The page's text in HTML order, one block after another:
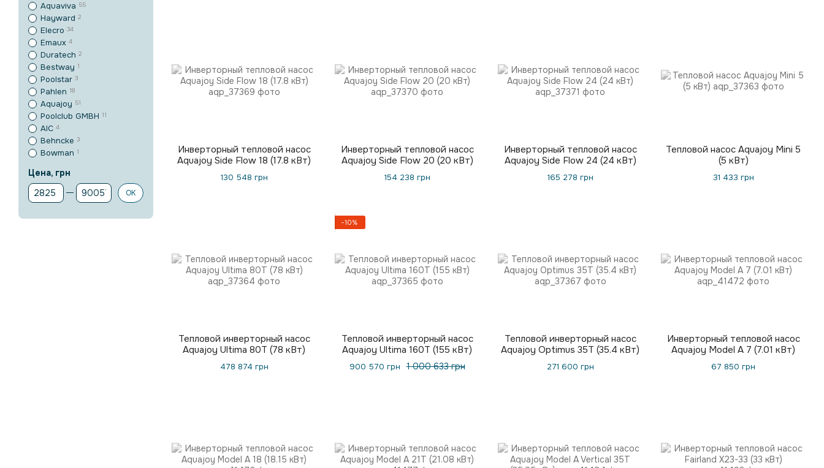
Инверторный тепловой насос
Aquajoy Side Flow 18 (17.8 кВт)
130 548 грн
Инверторный тепловой насос
Aquajoy Side Flow 20 (20 кВт)
154 238 грн
Инверторный тепловой насос
Aquajoy Side Flow 24 (24 кВт)
165 278 грн
Тепловой насос Aquajoy Mini 5
(5 кВт)
31 433 грн
Тепловой инверторный насос
Aquajoy Ultima 80T (78 кВт)
478 874 грн
−10%
Тепловой инверторный насос
Aquajoy Ultima 160T (155 кВт)
1 000 633 грн
900 570 грн
Тепловой инверторный насос
Aquajoy Optimus 35T (35.4 кВт)
271 600 грн
Инверторный тепловой насос
Aquajoy Model A 7 (7.01 кВт)
67 850 грн
Aquaviva 55
Hayward 2
Elecro 34
Emaux 4
Duratech 2
Bestway 1
Poolstar 3
Pahlen 18
Aquajoy 51
Poolclub GMBH 11
AIC 4
Behncke 3
Bowman 1
Цена, грн
От Цена, грн
До Цена, грн OK